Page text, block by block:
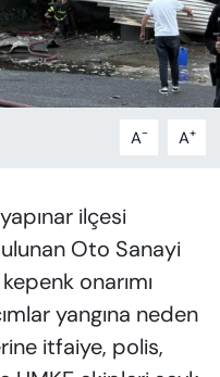
A- A+
ilçesi
Oto Sanayi
onarımı
yangına neden
itfaiye, polis,